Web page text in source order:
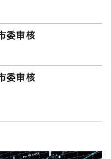
委审核
委审核